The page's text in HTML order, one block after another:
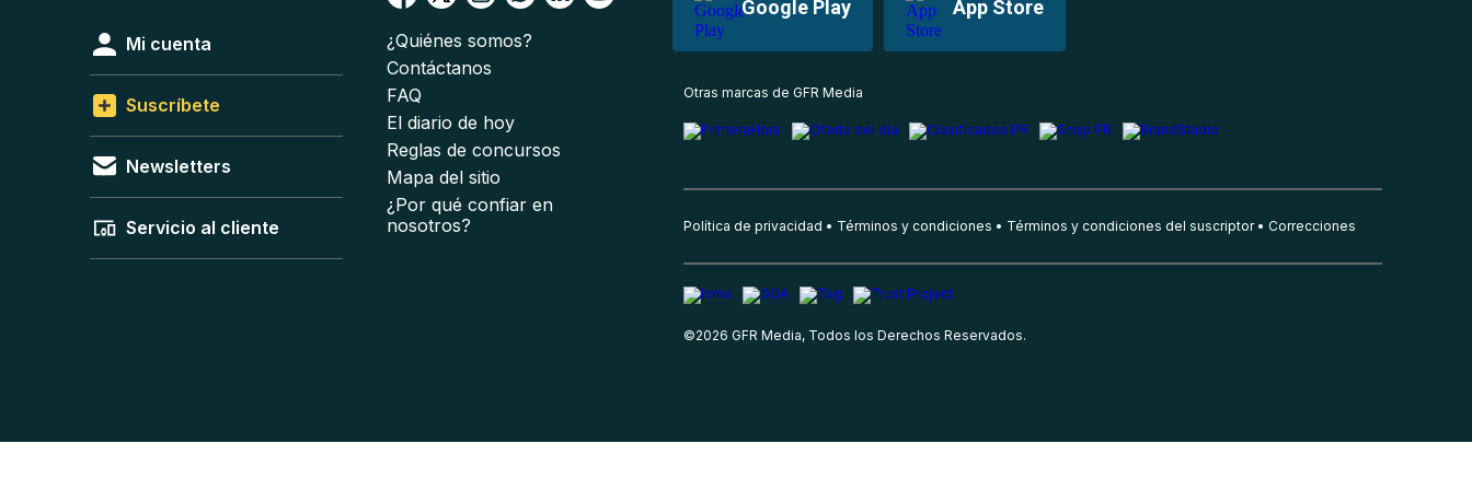
Google Play App Store
Mi cuenta
Suscríbete
Newsletters
Servicio al cliente
¿Quiénes somos?
Contáctanos
FAQ
El diario de hoy
Reglas de concursos
Mapa del sitio
¿Por qué confiar en
nosotros?
Otras marcas de GFR Media
Política de privacidad Términos y condiciones Términos y condiciones del suscriptor Correcciones
©2026 GFR Media, Todos los Derechos Reservados.